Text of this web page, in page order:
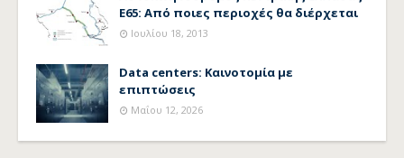
Ε65: Από ποιες περιοχές θα διέρχεται
Ιουλίου 18, 2013
Data centers: Καινοτομία με
επιπτώσεις
Μαΐου 12, 2026